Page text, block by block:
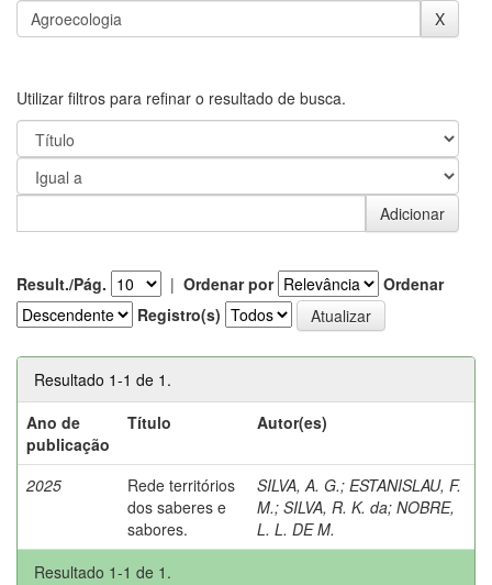
Utilizar filtros para refinar o resultado de busca.
Result./Pág. | Ordenar por
Ordenar
Registro(s)
Resultado 1-1 de 1.
Ano de
publicação
Título Autor(es)
2025
Rede territórios
dos saberes e
sabores.
SILVA, A. G.; ESTANISLAU, F.
M.; SILVA, R. K. da; NOBRE,
L. L. DE M.
Resultado 1-1 de 1.